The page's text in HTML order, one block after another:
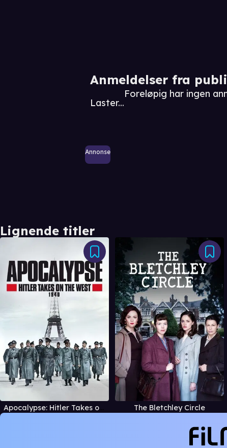
Anmeldelser fra
Laster...
Foreløpig har ingen
Annonse
Lignende titler
Apocalypse: Hitler Takes on the West The Bletchley Circle